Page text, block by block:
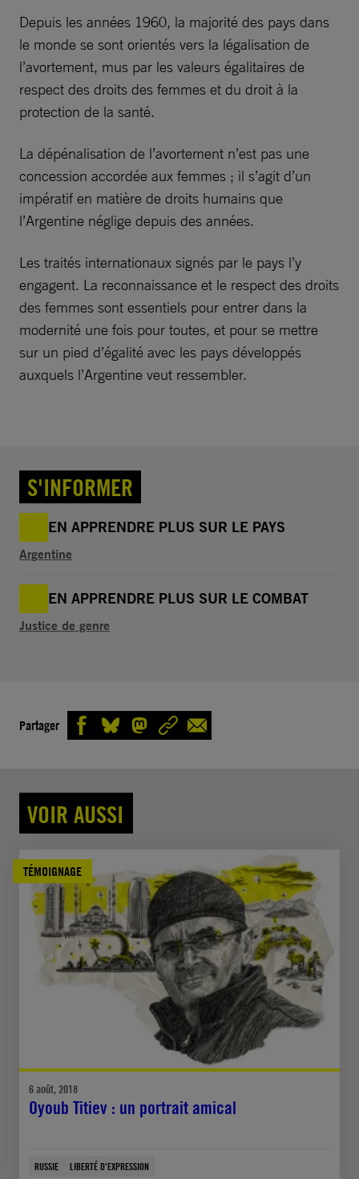
Depuis les années 1960, la majorité des pays dans
le monde se sont orientés vers la légalisation de
l’avortement, mus par les valeurs égalitaires de
respect des droits des femmes et du droit à la
protection de la santé.
La dépénalisation de l’avortement n’est pas une
concession accordée aux femmes ; il s’agit d’un
impératif en matière de droits humains que
l’Argentine néglige depuis des années.
Les traités internationaux signés par le pays l’y
engagent. La reconnaissance et le respect des droits
des femmes sont essentiels pour entrer dans la
modernité une fois pour toutes, et pour se mettre
sur un pied d’égalité avec les pays développés
auxquels l’Argentine veut ressembler.
S'INFORMER
EN APPRENDRE PLUS SUR LE PAYS
Argentine
EN APPRENDRE PLUS SUR LE COMBAT
Justice de genre
Partager
VOIR AUSSI
TÉMOIGNAGE
6 août, 2018
Oyoub Titiev : un portrait amical
RUSSIE LIBERTÉ D'EXPRESSION